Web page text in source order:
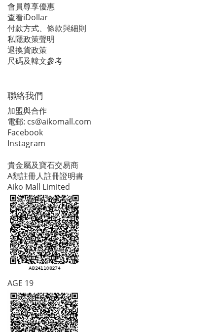
會員尊享優惠
查看iDollar
付款方式、條款與細則
私隱政策聲明
退換貨政策
尺碼及韓文參考
聯絡我們
加盟與合作
電郵: cs@aikomall.com
Facebook
Instagram
貴金屬及寶石交易商
A類註冊人註冊證明書
Aiko Mall Limited
AGE 19